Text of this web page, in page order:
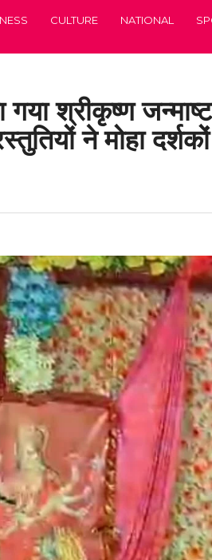
CULTURE NATIONAL
श्रीकृष्ण
ने मोहा